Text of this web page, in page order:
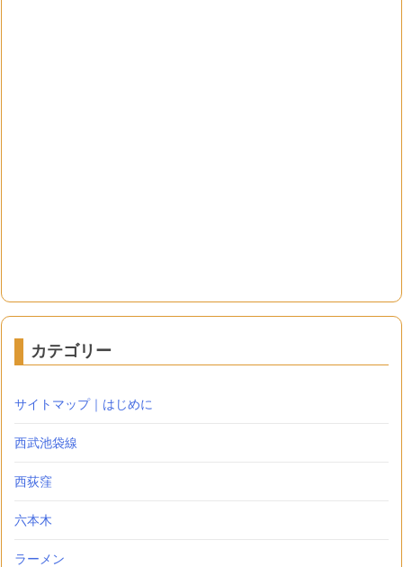
カテゴリー
サイトマップ｜はじめに
西武池袋線
西荻窪
六本木
ラーメン